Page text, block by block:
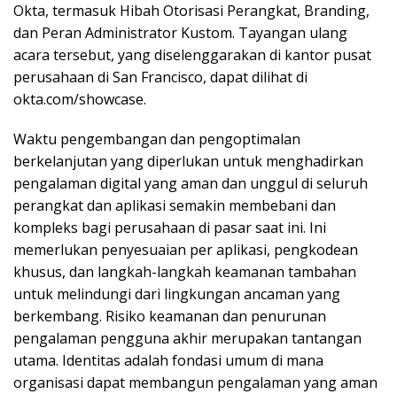
Okta, termasuk Hibah Otorisasi Perangkat, Branding,
dan Peran Administrator Kustom. Tayangan ulang
acara tersebut, yang diselenggarakan di kantor pusat
perusahaan di San Francisco, dapat dilihat di
okta.com/showcase.
Waktu pengembangan dan pengoptimalan
berkelanjutan yang diperlukan untuk menghadirkan
pengalaman digital yang aman dan unggul di seluruh
perangkat dan aplikasi semakin membebani dan
kompleks bagi perusahaan di pasar saat ini. Ini
memerlukan penyesuaian per aplikasi, pengkodean
khusus, dan langkah-langkah keamanan tambahan
untuk melindungi dari lingkungan ancaman yang
berkembang. Risiko keamanan dan penurunan
pengalaman pengguna akhir merupakan tantangan
utama. Identitas adalah fondasi umum di mana
organisasi dapat membangun pengalaman yang aman